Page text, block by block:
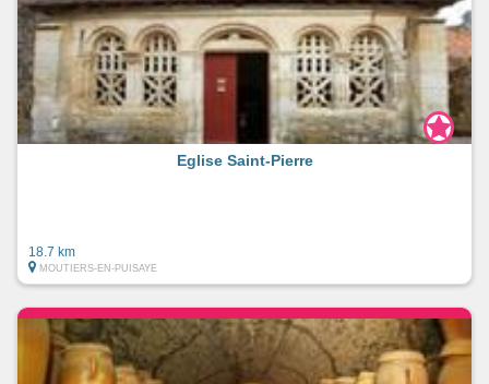
Eglise Saint-Pierre
18.7 km
MOUTIERS-EN-PUISAYE